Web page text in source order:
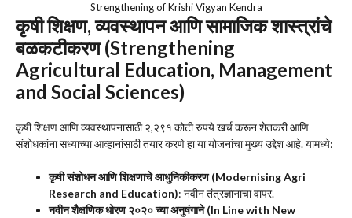
Strengthening of Krishi Vigyan Kendra
कृषी शिक्षण, व्यवस्थापन आणि सामाजिक शास्त्रांचे
बळकटीकरण (Strengthening
Agricultural Education, Management
and Social Sciences)
कृषी शिक्षण आणि व्यवस्थापनासाठी २,२९१ कोटी रुपये खर्च करून शेतकरी आणि
संशोधकांना सध्याच्या आव्हानांसाठी तयार करणे हा या योजनांचा मुख्य उद्देश आहे. यामध्ये:
कृषी संशोधन आणि शिक्षणाचे आधुनिकीकरण (Modernising Agri
Research and Education): नवीन तंत्रज्ञानाचा वापर.
नवीन शैक्षणिक धोरण २०२० च्या अनुषंगाने (In Line with New